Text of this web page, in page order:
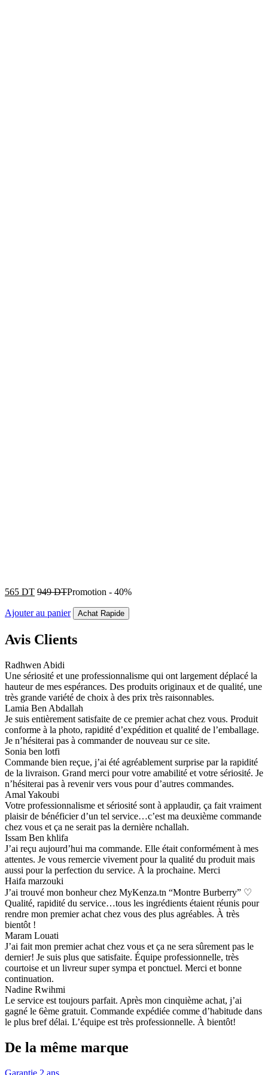
565 DT 949DTPromotion - 40%
Ajouter au panier Achat Rapide
Avis Clients
Radhwen Abidi
Une sériosité et une professionnalisme qui ont largement déplacé la
hauteur de mes espérances. Des produits originaux et de qualité, une
très grande variété de choix à des prix très raisonnables.
Lamia Ben Abdallah
Je suis entièrement satisfaite de ce premier achat chez vous. Produit
conforme à la photo, rapidité d’expédition et qualité de l’emballage.
Je n’hésiterai pas à commander de nouveau sur ce site.
Sonia ben lotfi
Commande bien reçue, j’ai été agréablement surprise par la rapidité
de la livraison. Grand merci pour votre amabilité et votre sériosité. Je
n’hésiterai pas à revenir vers vous pour d’autres commandes.
Amal Yakoubi
Votre professionnalisme et sériosité sont à applaudir, ça fait vraiment
plaisir de bénéficier d’un tel service…c’est ma deuxième commande
chez vous et ça ne serait pas la dernière nchallah.
Issam Ben khlifa
J’ai reçu aujourd’hui ma commande. Elle était conformément à mes
attentes. Je vous remercie vivement pour la qualité du produit mais
aussi pour la perfection du service. À la prochaine. Merci
Haifa marzouki
J’ai trouvé mon bonheur chez MyKenza.tn “Montre Burberry” ♡
Qualité, rapidité du service…tous les ingrédients étaient réunis pour
rendre mon premier achat chez vous des plus agréables. À très
bientôt !
Maram Louati
J’ai fait mon premier achat chez vous et ça ne sera sûrement pas le
dernier! Je suis plus que satisfaite. Équipe professionnelle, très
courtoise et un livreur super sympa et ponctuel. Merci et bonne
continuation.
Nadine Rwihmi
Le service est toujours parfait. Après mon cinquième achat, j’ai
gagné le 6ème gratuit. Commande expédiée comme d’habitude dans
le plus bref délai. L’équipe est très professionnelle. À bientôt!
De la même marque
Garantie 2 ans